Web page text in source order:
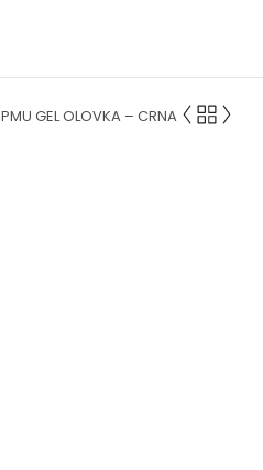
PMU GEL OLOVKA – CRNA